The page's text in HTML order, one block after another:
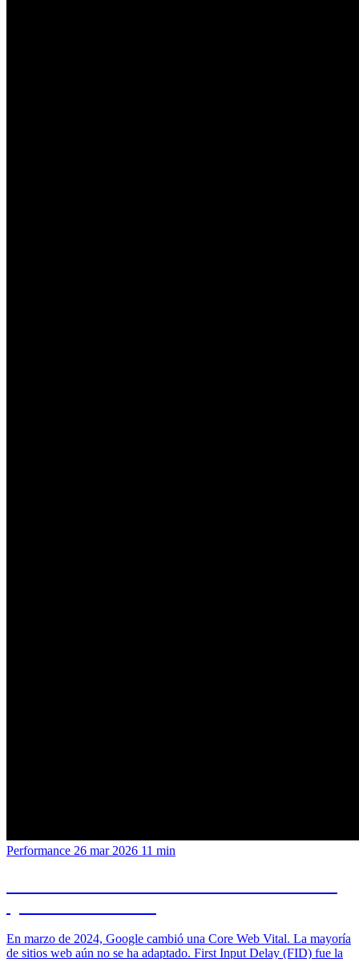
Performance 26 mar 2026 11 min
En marzo de 2024, Google cambió una Core Web Vital. La mayoría
de sitios web aún no se ha adaptado. First Input Delay (FID) fue la